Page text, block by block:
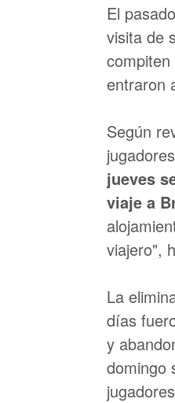
El
visita de
entraron
Según
jueves
viaje a
viajero",
La
días
y
domingo